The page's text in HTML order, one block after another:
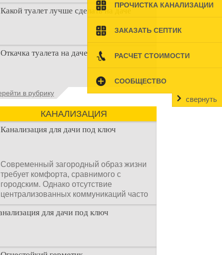
ПРОЧИСТКА КАНАЛИЗАЦИИ
ЗАКАЗАТЬ СЕПТИК
РАСЧЕТ СТОИМОСТИ
СООБЩЕСТВО
свернуть
Какой туалет лучше сделать на даче
Когда люди долгое время прибывают на
дачном участке, то им приходится
Откачка туалета на даче
Туалет на даче – это первая постройка,
которая изначально строится на дачном
участке. Она может
в рубрику
КАНАЛИЗАЦИЯ
Канализация для дачи под ключ
Современный загородный образ жизни
требует комфорта, сравнимого с
городским. Однако отсутствие
централизованных коммуникаций часто
становится главным препятствием.
Многие владельцы ошибочно полагают,
для дачи под ключ